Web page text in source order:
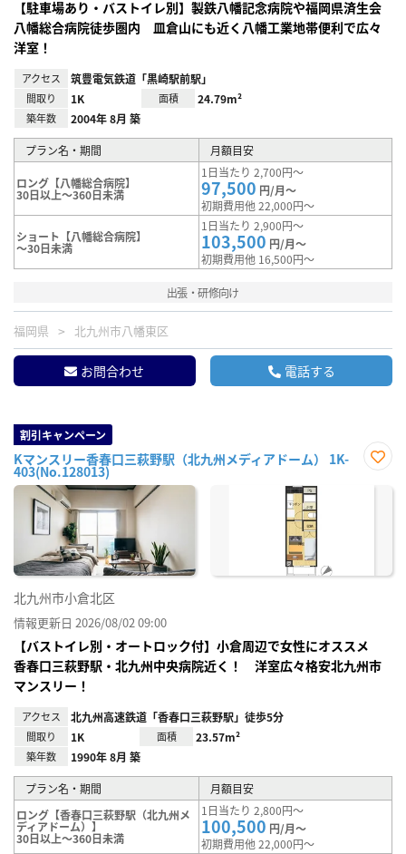
【駐車場あり・バストイレ別】製鉄八幡記念病院や福岡県済生会
八幡総合病院徒歩圏内 皿倉山にも近く八幡工業地帯便利で広々
洋室！
アクセス 筑豊電気鉄道「黒崎駅前駅」
間取り 1K 面積 24.79m²
築年数 2004年 8月 築
プラン名・期間 月額目安
ロング【八幡総合病院】
30日以上～360日未満
1日当たり 2,700円～
97,500 円/月～
初期費用他 22,000円～
ショート【八幡総合病院】
～30日未満
1日当たり 2,900円～
103,500 円/月～
初期費用他 16,500円～
出張・研修向け
福岡県 北九州市八幡東区
お問合わせ 電話する
割引キャンペーン
Kマンスリー香春口三萩野駅（北九州メディアドーム） 1K-
403(No.128013)
に入
北九州市小倉北区
情報更新日 2026/08/02 09:00
【バストイレ別・オートロック付】小倉周辺で女性にオススメ
香春口三萩野駅・北九州中央病院近く！ 洋室広々格安北九州市
マンスリー！
アクセス 北九州高速鉄道「香春口三萩野駅」徒歩5分
間取り 1K 面積 23.57m²
築年数 1990年 8月 築
プラン名・期間
月額目安
ロング【香春口三萩野駅（北九州メ
ディアドーム）】
30日以上～360日未満
1日当たり 2,800円～
100,500 円/月～
初期費用他 22,000円～